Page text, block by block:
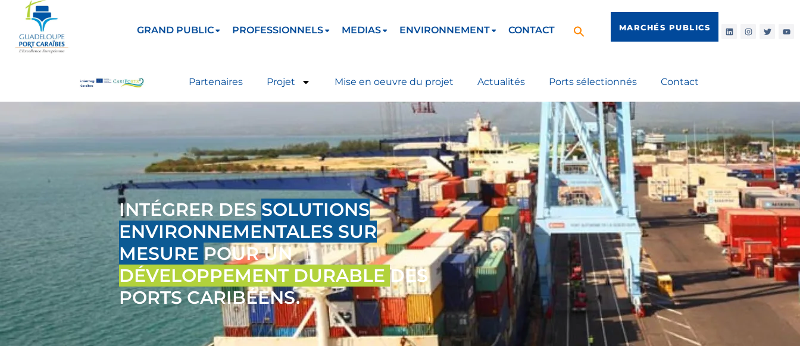
GRAND PUBLIC PROFESSIONNELS MEDIAS ENVIRONNEMENT CONTACT MARCHÉS PUBLICS
Partenaires Projet Mise en oeuvre du projet Actualités Ports sélectionnés Contact
INTÉGRER DES SOLUTIONS
ENVIRONNEMENTALES SUR
MESURE POUR UN
DÉVELOPPEMENT DURABLE DES
PORTS CARIBÉENS.